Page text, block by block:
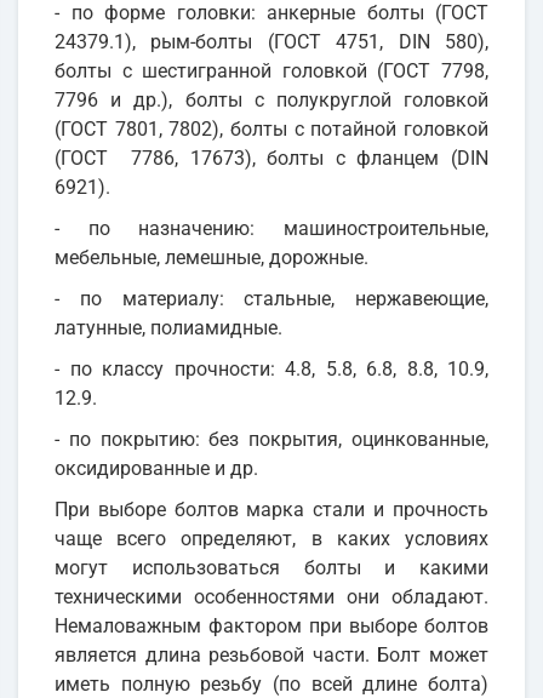
- по форме головки: анкерные болты (ГОСТ
24379.1), рым-болты (ГОСТ 4751, DIN 580),
болты с шестигранной головкой (ГОСТ 7798,
7796 и др.), болты с полукруглой головкой
(ГОСТ 7801, 7802), болты с потайной головкой
(ГОСТ 7786, 17673), болты с фланцем (DIN
6921).
- по назначению: машиностроительные,
мебельные, лемешные, дорожные.
- по материалу: стальные, нержавеющие,
латунные, полиамидные.
- по классу прочности: 4.8, 5.8, 6.8, 8.8, 10.9,
12.9.
- по покрытию: без покрытия, оцинкованные,
оксидированные и др.
При выборе болтов марка стали и прочность
чаще всего определяют, в каких условиях
могут использоваться болты и какими
техническими особенностями они обладают.
Немаловажным фактором при выборе болтов
является длина резьбовой части. Болт может
иметь полную резьбу (по всей длине болта)